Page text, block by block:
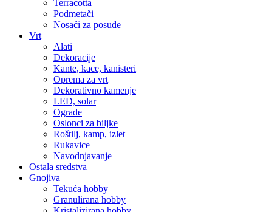
Terracotta
Podmetači
Nosači za posude
Vrt
Alati
Dekoracije
Kante, kace, kanisteri
Oprema za vrt
Dekorativno kamenje
LED, solar
Ograde
Oslonci za biljke
Roštilj, kamp, izlet
Rukavice
Navodnjavanje
Ostala sredstva
Gnojiva
Tekuća hobby
Granulirana hobby